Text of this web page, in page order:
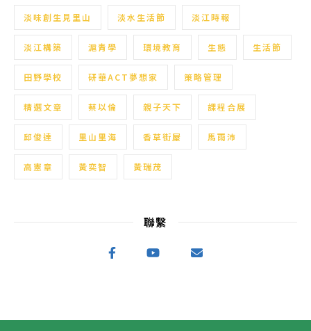
淡味創生見里山 淡水生活節 淡江時報
淡江構築 滬青學 環境教育 生態 生活節
田野學校 研華ACT夢想家 策略管理
精選文章 蔡以倫 親子天下 課程合展
邱俊達 里山里海 香草街屋 馬雨沛
高憲章 黃奕智 黃瑞茂
聯繫